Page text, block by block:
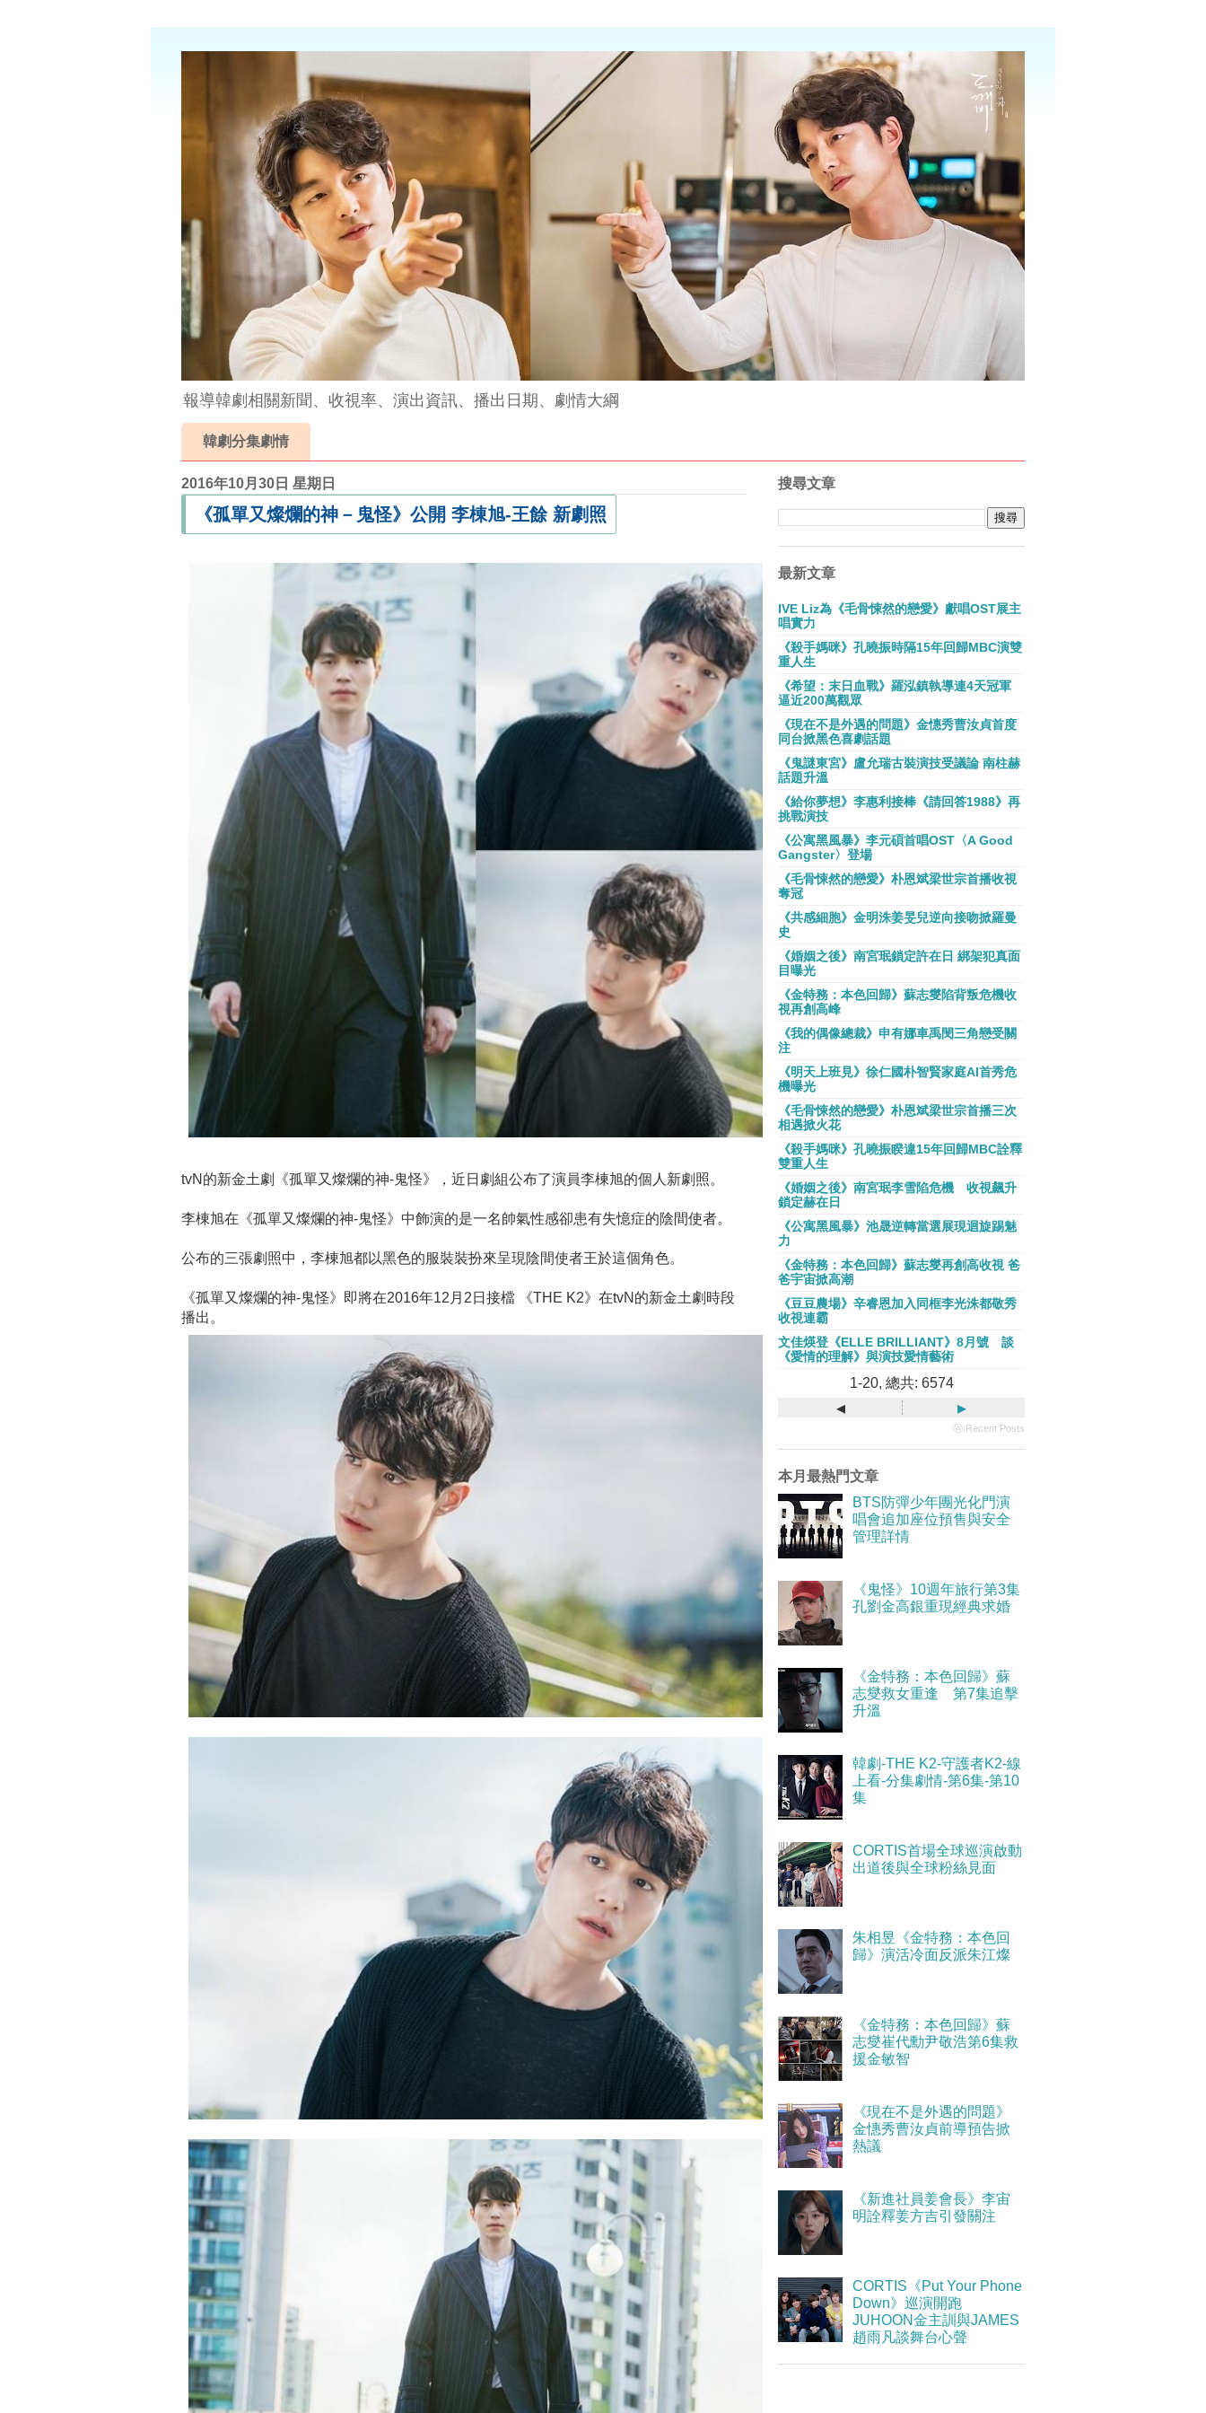
報導韓劇相關新聞、收視率、演出資訊、播出日期、劇情大綱
韓劇分集劇情
2016年10月30日 星期日
《孤單又燦爛的神－鬼怪》公開 李棟旭-王餘 新劇照
tvN的新金土劇《孤單又燦爛的神-鬼怪》，近日劇組公布了演員李棟旭的個人新劇照。
李棟旭在《孤單又燦爛的神-鬼怪》中飾演的是一名帥氣性感卻患有失憶症的陰間使者。
公布的三張劇照中，李棟旭都以黑色的服裝裝扮來呈現陰間使者王於這個角色。
《孤單又燦爛的神-鬼怪》即將在2016年12月2日接檔 《THE K2》在tvN的新金土劇時段
播出。
搜尋文章
最新文章
IVE Liz為《毛骨悚然的戀愛》獻唱OST展主
唱實力
《殺手媽咪》孔曉振時隔15年回歸MBC演雙
重人生
《希望：末日血戰》羅泓鎮執導連4天冠軍
逼近200萬觀眾
《現在不是外遇的問題》金憓秀曹汝貞首度
同台掀黑色喜劇話題
《鬼謎東宮》盧允瑞古裝演技受議論 南柱赫
話題升溫
《給你夢想》李惠利接棒《請回答1988》再
挑戰演技
《公寓黑風暴》李元碩首唱OST〈A Good
Gangster〉登場
《毛骨悚然的戀愛》朴恩斌梁世宗首播收視
奪冠
《共感細胞》金明洙姜旻兒逆向接吻掀羅曼
史
《婚姻之後》南宮珉鎖定許在日 綁架犯真面
目曝光
《金特務：本色回歸》蘇志燮陷背叛危機收
視再創高峰
《我的偶像總裁》申有娜車禹閔三角戀受關
注
《明天上班見》徐仁國朴智賢家庭AI首秀危
機曝光
《毛骨悚然的戀愛》朴恩斌梁世宗首播三次
相遇掀火花
《殺手媽咪》孔曉振睽違15年回歸MBC詮釋
雙重人生
《婚姻之後》南宮珉李雪陷危機 收視飆升
鎖定赫在日
《公寓黑風暴》池晟逆轉當選展現迴旋踢魅
力
《金特務：本色回歸》蘇志燮再創高收視 爸
爸宇宙掀高潮
《豆豆農場》辛睿恩加入同框李光洙都敬秀
收視連霸
文佳煐登《ELLE BRILLIANT》8月號 談
《愛情的理解》與演技愛情藝術
1-20, 總共: 6574
◂ ▸
ⓦ Recent Posts
本月最熱門文章
BTS防彈少年團光化門演
唱會追加座位預售與安全
管理詳情
《鬼怪》10週年旅行第3集
孔劉金高銀重現經典求婚
《金特務：本色回歸》蘇
志燮救女重逢 第7集追擊
升溫
韓劇-THE K2-守護者K2-線
上看-分集劇情-第6集-第10
集
CORTIS首場全球巡演啟動
出道後與全球粉絲見面
朱相昱《金特務：本色回
歸》演活冷面反派朱江燦
《金特務：本色回歸》蘇
志燮崔代勳尹敬浩第6集救
援金敏智
《現在不是外遇的問題》
金憓秀曹汝貞前導預告掀
熱議
《新進社員姜會長》李宙
明詮釋姜方吉引發關注
CORTIS《Put Your Phone
Down》巡演開跑
JUHOON金主訓與JAMES
趙雨凡談舞台心聲